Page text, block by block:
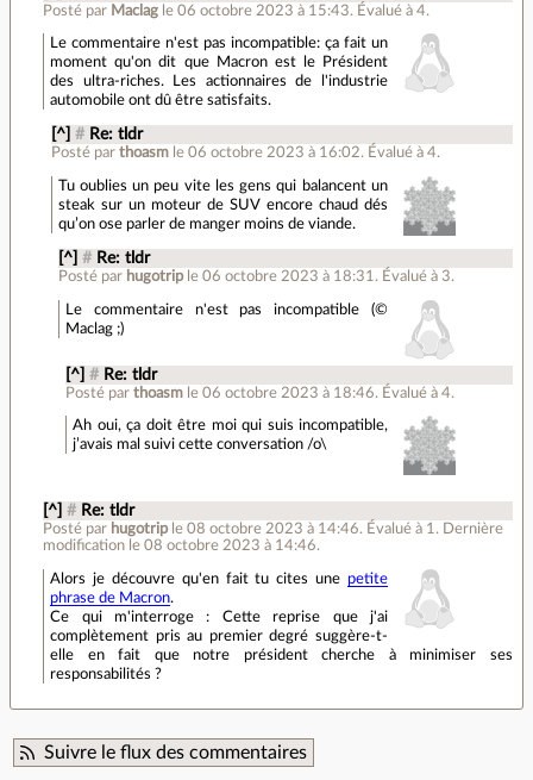
Posté par Maclag le 06 octobre 2023 à 15:43. Évalué à4.
Le commentaire n'est pas incompatible: ça fait un
moment qu'on dit que Macron est le Président
des ultra-riches. Les actionnaires de l'industrie
automobile ont dû être satisfaits.
[^] # Re: tldr
Posté par thoasm le 06 octobre 2023 à 16:02. Évalué à 4.
Tu oublies un peu vite les gens qui balancent un
steak sur un moteur de SUV encore chaud dés
qu’on ose parler de manger moins de viande.
[^] # Re: tldr
Posté par hugotrip le 06 octobre 2023 à 18:31 . Évalué à 3.
Le commentaire n'est pas incompatible (©
Maclag ;)
[^] # Re: tldr
Posté parthoasm le 06 octobre 2023 à 18:46. Évalué à4.
Ah oui, ça doit être moi qui suis incompatible,
j’avais mal suivi cette conversation /o\
[^] # Re: tldr
Posté par hugotrip le 08 octobre 2023 à 14:46. Évalué à 1 . Dernière
modification le 08 octobre 2023 à 14:46.
Alors je découvre qu'en fait tu cites une petite
phrase de Macron.
Ce qui m'interroge : Cette reprise que j'ai
complètement pris au premier degré suggère-t-
elle en fait que notre président cherche à minimiser ses
responsabilités ?
Suivre le flux des commentaires